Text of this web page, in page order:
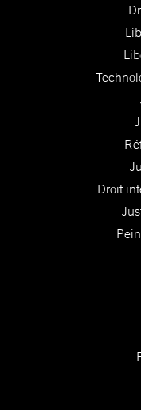
Droit